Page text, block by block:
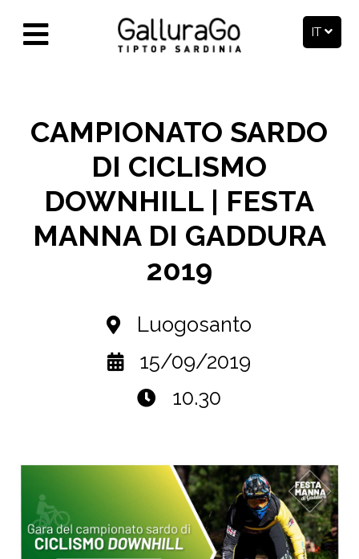
IT
CAMPIONATO SARDO
DI CICLISMO
DOWNHILL | FESTA
MANNA DI GADDURA
2019
Luogosanto
15/09/2019
10.30